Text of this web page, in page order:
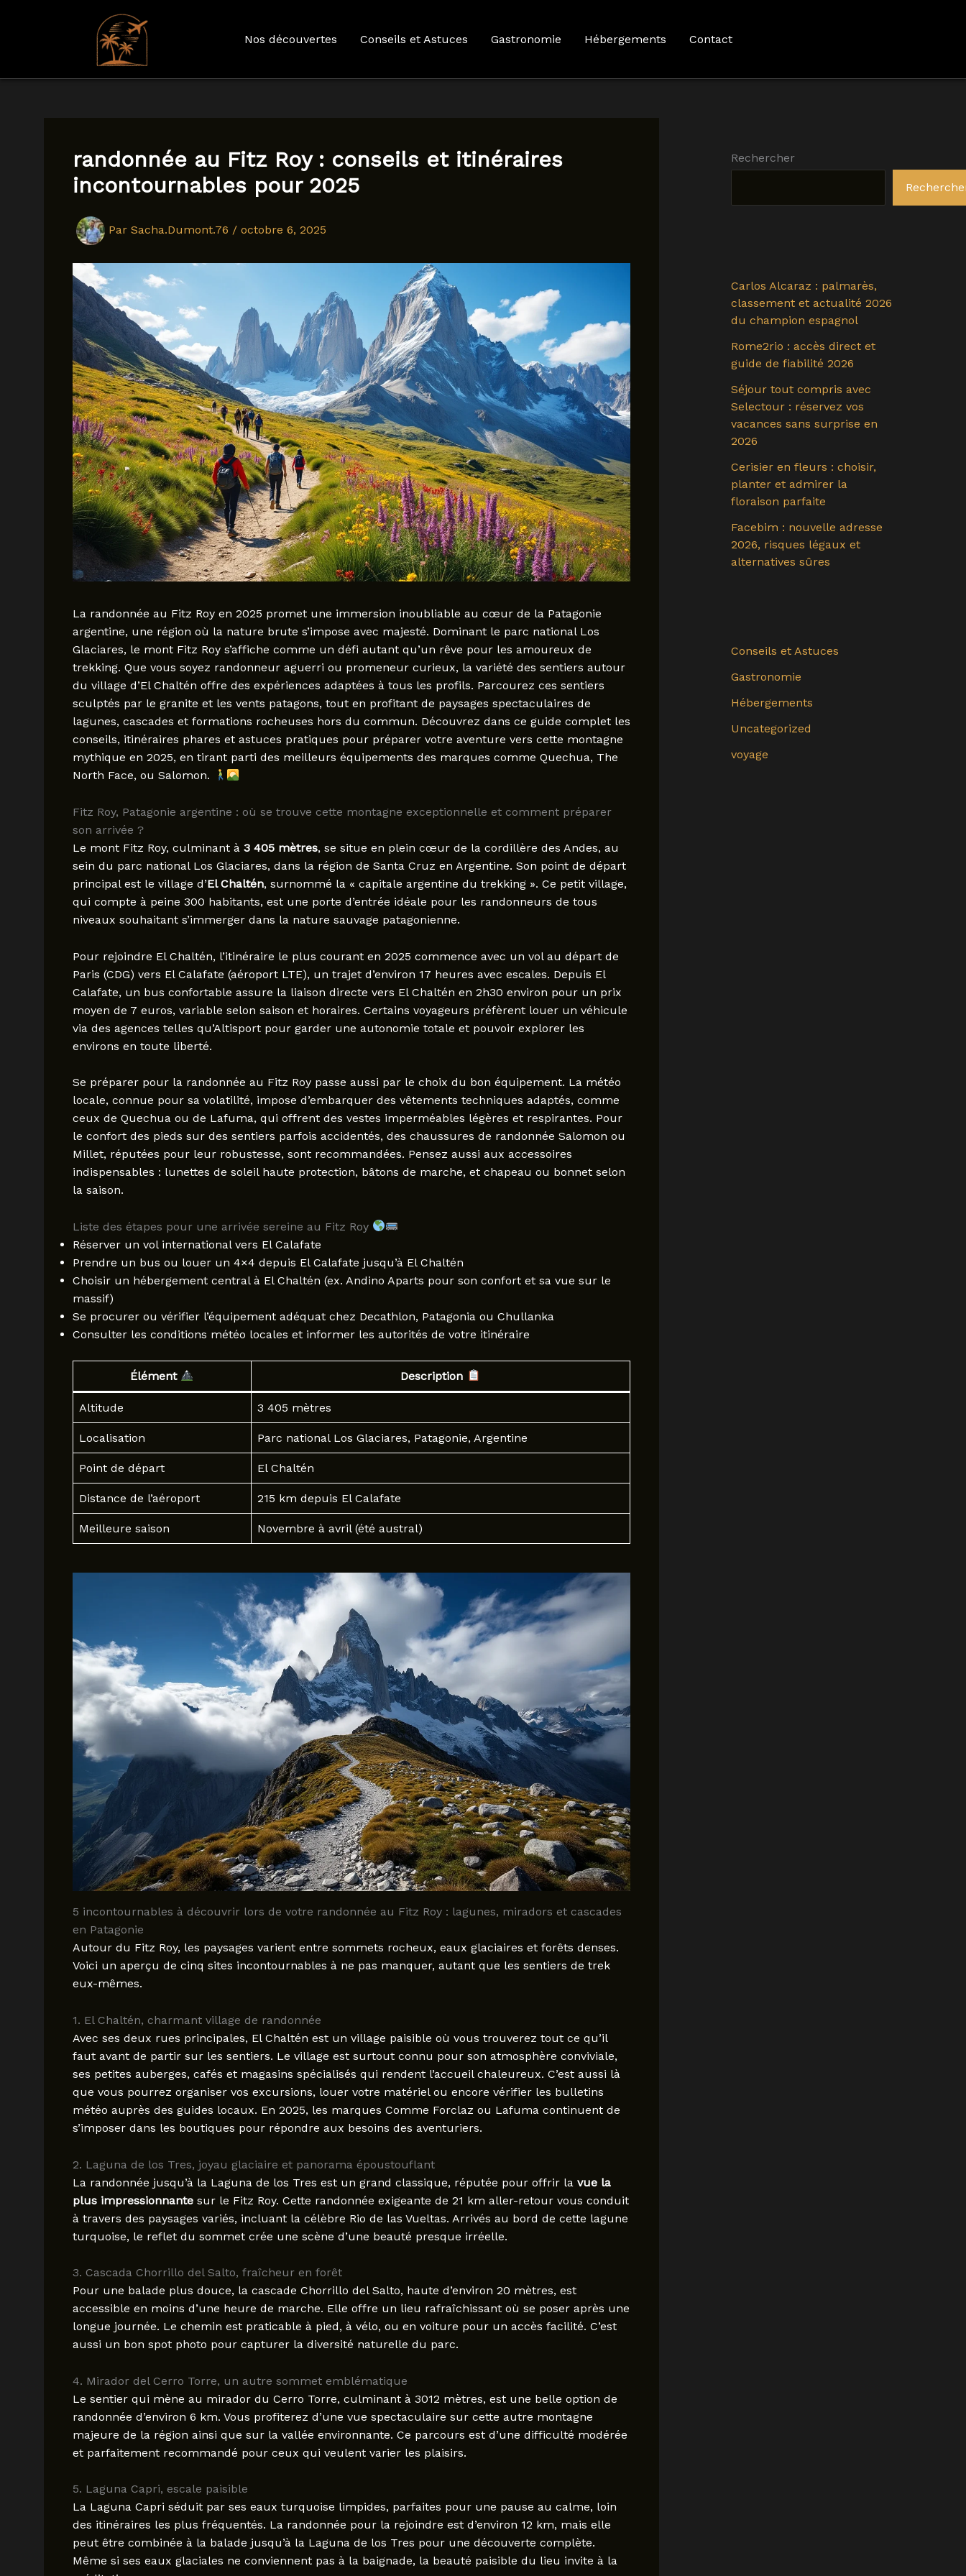
Aller
Nos découvertes Conseils et Astuces Gastronomie Hébergements Contact
randonnée au Fitz Roy : conseils et itinéraires
incontournables pour 2025
Par Sacha.Dumont.76 / octobre 6, 2025
La randonnée au Fitz Roy en 2025 promet une immersion inoubliable au cœur de la Patagonie
argentine, une région où la nature brute s’impose avec majesté. Dominant le parc national Los
Glaciares, le mont Fitz Roy s’affiche comme un défi autant qu’un rêve pour les amoureux de
trekking. Que vous soyez randonneur aguerri ou promeneur curieux, la variété des sentiers autour
du village d’El Chaltén offre des expériences adaptées à tous les profils. Parcourez ces sentiers
sculptés par le granite et les vents patagons, tout en profitant de paysages spectaculaires de
lagunes, cascades et formations rocheuses hors du commun. Découvrez dans ce guide complet les
conseils, itinéraires phares et astuces pratiques pour préparer votre aventure vers cette montagne
mythique en 2025, en tirant parti des meilleurs équipements des marques comme Quechua, The
North Face, ou Salomon.
Fitz Roy, Patagonie argentine : où se trouve cette montagne exceptionnelle et comment préparer
son arrivée ?
Le mont Fitz Roy, culminant à3 405 mètres, se situe en plein cœur de la cordillère des Andes, au
sein du parc national Los Glaciares, dans la région de Santa Cruz en Argentine. Son point de départ
principal est le village d’El Chaltén, surnommé la « capitale argentine du trekking ». Ce petit village,
qui compte à peine 300 habitants, est une porte d’entrée idéale pour les randonneurs de tous
niveaux souhaitant s’immerger dans la nature sauvage patagonienne.
Pour rejoindre El Chaltén, l’itinéraire le plus courant en 2025 commence avec un vol au départ de
Paris (CDG) vers El Calafate (aéroport LTE), un trajet d’environ 17 heures avec escales. Depuis El
Calafate, un bus confortable assure la liaison directe vers El Chaltén en 2h30 environ pour un prix
moyen de 7 euros, variable selon saison et horaires. Certains voyageurs préfèrent louer un véhicule
via des agences telles qu’Altisport pour garder une autonomie totale et pouvoir explorer les
environs en toute liberté.
Se préparer pour la randonnée au Fitz Roy passe aussi par le choix du bon équipement. La météo
locale, connue pour sa volatilité, impose d’embarquer des vêtements techniques adaptés, comme
ceux de Quechua ou de Lafuma, qui offrent des vestes imperméables légères et respirantes. Pour
le confort des pieds sur des sentiers parfois accidentés, des chaussures de randonnée Salomon ou
Millet, réputées pour leur robustesse, sont recommandées. Pensez aussi aux accessoires
indispensables : lunettes de soleil haute protection, bâtons de marche, et chapeau ou bonnet selon
la saison.
Liste des étapes pour une arrivée sereine au Fitz Roy
Réserver un vol international vers El Calafate
Prendre un bus ou louer un 4×4 depuis El Calafate jusqu’à El Chaltén
Choisir un hébergement central à El Chaltén (ex. Andino Aparts pour son confort et sa vue sur le
massif)
Se procurer ou vérifier l’équipement adéquat chez Decathlon, Patagonia ou Chullanka
Consulter les conditions météo locales et informer les autorités de votre itinéraire
Élément Description
Altitude 3 405 mètres
Localisation Parc national Los Glaciares, Patagonie, Argentine
Point de départ El Chaltén
Distance de l’aéroport 215 km depuis El Calafate
Meilleure saison Novembre à avril (été austral)
5 incontournables à découvrir lors de votre randonnée au Fitz Roy : lagunes, miradors et cascades
en Patagonie
Autour du Fitz Roy, les paysages varient entre sommets rocheux, eaux glaciaires et forêts denses.
Voici un aperçu de cinq sites incontournables à ne pas manquer, autant que les sentiers de trek
eux-mêmes.
1. El Chaltén, charmant village de randonnée
Avec ses deux rues principales, El Chaltén est un village paisible où vous trouverez tout ce qu’il
faut avant de partir sur les sentiers. Le village est surtout connu pour son atmosphère conviviale,
ses petites auberges, cafés et magasins spécialisés qui rendent l’accueil chaleureux. C’est aussi là
que vous pourrez organiser vos excursions, louer votre matériel ou encore vérifier les bulletins
météo auprès des guides locaux. En 2025, les marques Comme Forclaz ou Lafuma continuent de
s’imposer dans les boutiques pour répondre aux besoins des aventuriers.
2. Laguna de los Tres, joyau glaciaire et panorama époustouflant
La randonnée jusqu’à la Laguna de los Tres est un grand classique, réputée pour offrir la vue la
plus impressionnantesur le Fitz Roy. Cette randonnée exigeante de 21 km aller-retour vous conduit
à travers des paysages variés, incluant la célèbre Rio de las Vueltas. Arrivés au bord de cette lagune
turquoise, le reflet du sommet crée une scène d’une beauté presque irréelle.
3. Cascada Chorrillo del Salto, fraîcheur en forêt
Pour une balade plus douce, la cascade Chorrillo del Salto, haute d’environ 20 mètres, est
accessible en moins d’une heure de marche. Elle offre un lieu rafraîchissant où se poser après une
longue journée. Le chemin est praticable à pied, à vélo, ou en voiture pour un accès facilité. C’est
aussi un bon spot photo pour capturer la diversité naturelle du parc.
4. Mirador del Cerro Torre, un autre sommet emblématique
Le sentier qui mène au mirador du Cerro Torre, culminant à 3012 mètres, est une belle option de
randonnée d’environ 6 km. Vous profiterez d’une vue spectaculaire sur cette autre montagne
majeure de la région ainsi que sur la vallée environnante. Ce parcours est d’une difficulté modérée
et parfaitement recommandé pour ceux qui veulent varier les plaisirs.
5. Laguna Capri, escale paisible
La Laguna Capri séduit par ses eaux turquoise limpides, parfaites pour une pause au calme, loin
des itinéraires les plus fréquentés. La randonnée pour la rejoindre est d’environ 12 km, mais elle
peut être combinée à la balade jusqu’à la Laguna de los Tres pour une découverte complète.
Même si ses eaux glaciales ne conviennent pas à la baignade, la beauté paisible du lieu invite à la
Rechercher
Carlos Alcaraz : palmarès,
classement et actualité 2026
du champion espagnol
Rome2rio : accès direct et
guide de fiabilité 2026
Séjour tout compris avec
Selectour : réservez vos
vacances sans surprise en
2026
Cerisier en fleurs : choisir,
planter et admirer la
floraison parfaite
Facebim : nouvelle adresse
2026, risques légaux et
alternatives sûres
Conseils et Astuces
Gastronomie
Hébergements
Uncategorized
voyage